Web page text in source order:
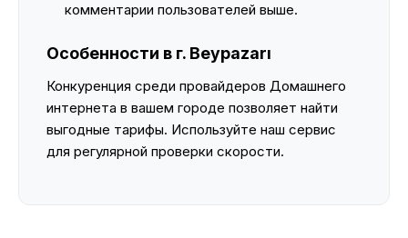
комментарии пользователей выше.
Особенности в г. Beypazarı
Конкуренция среди провайдеров Домашнего
интернета в вашем городе позволяет найти
выгодные тарифы. Используйте наш сервис
для регулярной проверки скорости.